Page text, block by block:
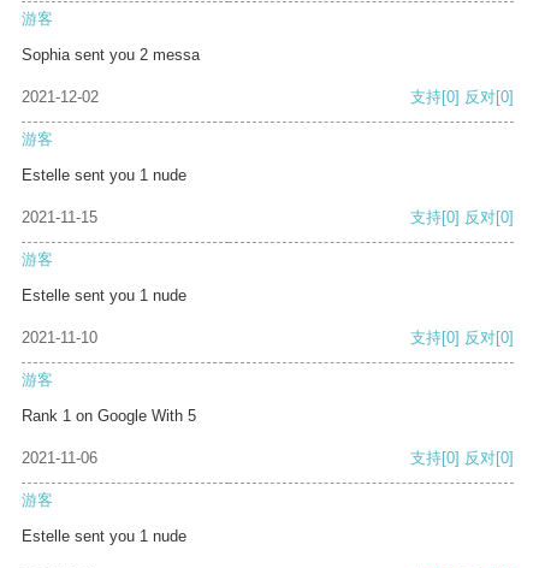
游客
Sophia sent you 2 messa
2021-12-02 支持[0] 反对[0]
游客
Estelle sent you 1 nude
2021-11-15 支持[0] 反对[0]
游客
Estelle sent you 1 nude
2021-11-10 支持[0] 反对[0]
游客
Rank 1 on Google With 5
2021-11-06 支持[0] 反对[0]
游客
Estelle sent you 1 nude